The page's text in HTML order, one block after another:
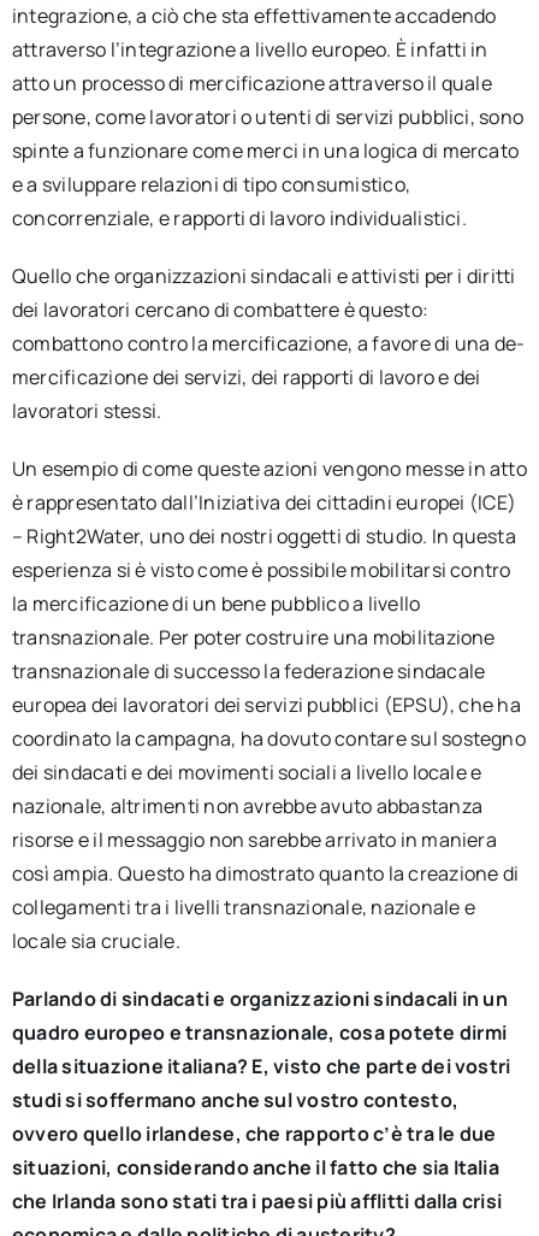
integrazione, a ciò che sta effettivamente accadendo
attraverso l’integrazione a livello europeo. È infatti in
atto un processo di mercificazione attraverso il quale
persone, come lavoratori o utenti di servizi pubblici, sono
spinte a funzionare come merci in una logica di mercato
e a sviluppare relazioni di tipo consumistico,
concorrenziale, e rapporti di lavoro individualistici.
Quello che organizzazioni sindacali e attivisti per i diritti
dei lavoratori cercano di combattere è questo:
combattono contro la mercificazione, a favore di una de-
mercificazione dei servizi, dei rapporti di lavoro e dei
lavoratori stessi.
Un esempio di come queste azioni vengono messe in atto
è rappresentato dall’Iniziativa dei cittadini europei (ICE)
– Right2Water, uno dei nostri oggetti di studio. In questa
esperienza si è visto come è possibile mobilitarsi contro
la mercificazione di un bene pubblico a livello
transnazionale. Per poter costruire una mobilitazione
transnazionale di successo la federazione sindacale
europea dei lavoratori dei servizi pubblici (EPSU), che ha
coordinato la campagna, ha dovuto contare sul sostegno
dei sindacati e dei movimenti sociali a livello locale e
nazionale, altrimenti non avrebbe avuto abbastanza
risorse e il messaggio non sarebbe arrivato in maniera
così ampia. Questo ha dimostrato quanto la creazione di
collegamenti tra i livelli transnazionale, nazionale e
locale sia cruciale.
Parlando di sindacati e organizzazioni sindacali in un
quadro europeo e transnazionale, cosa potete dirmi
della situazione italiana? E, visto che parte dei vostri
studi si soffermano anche sul vostro contesto,
ovvero quello irlandese, che rapporto c’è tra le due
situazioni, considerando anche il fatto che sia Italia
che Irlanda sono stati tra i paesi più afflitti dalla crisi